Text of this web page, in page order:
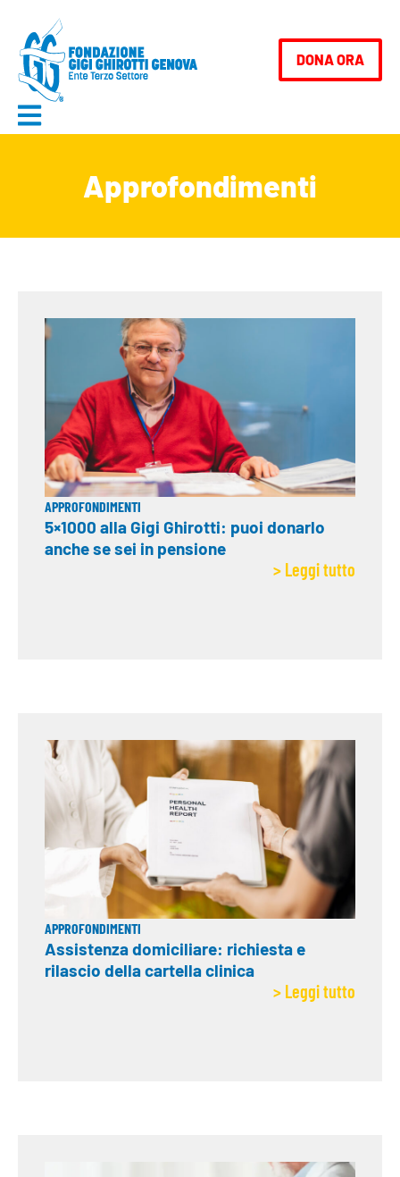
DONA ORA
Approfondimenti
APPROFONDIMENTI
5×1000 alla Gigi Ghirotti: puoi donarlo
anche se sei in pensione
> Leggi tutto
APPROFONDIMENTI
Assistenza domiciliare: richiesta e
rilascio della cartella clinica
> Leggi tutto